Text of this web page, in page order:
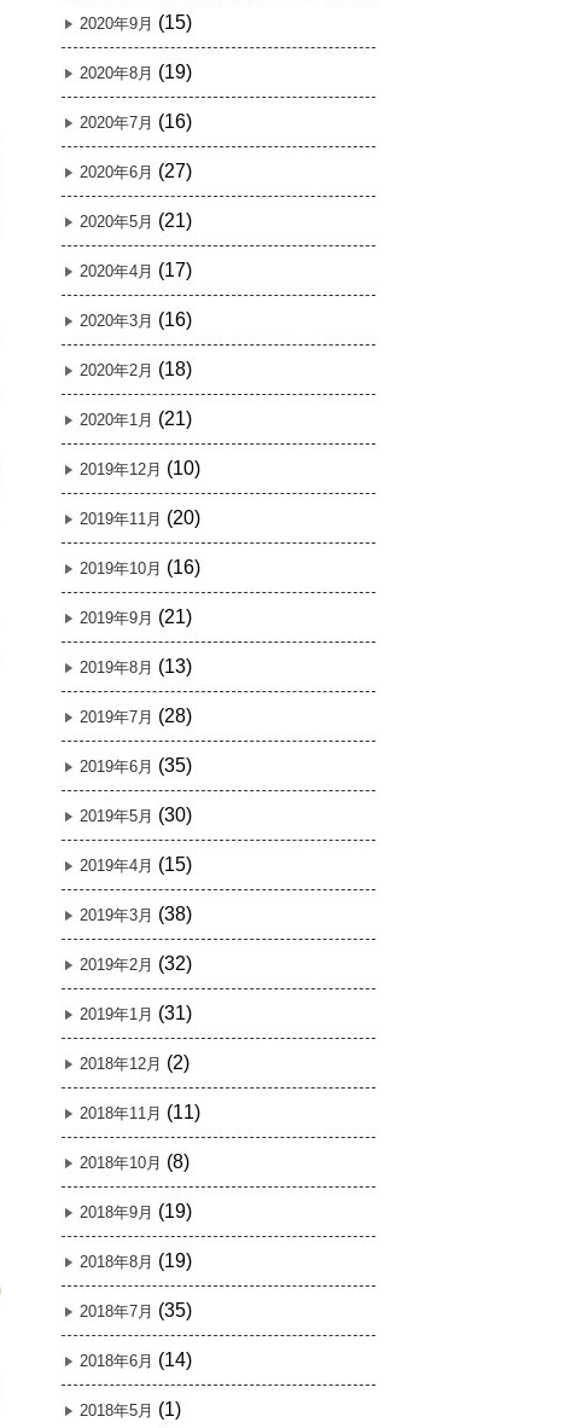
2020年9月 (15)
2020年8月 (19)
2020年7月 (16)
2020年6月 (27)
2020年5月 (21)
2020年4月 (17)
2020年3月 (16)
2020年2月 (18)
2020年1月 (21)
2019年12月 (10)
2019年11月 (20)
2019年10月 (16)
2019年9月 (21)
2019年8月 (13)
2019年7月 (28)
2019年6月 (35)
2019年5月 (30)
2019年4月 (15)
2019年3月 (38)
2019年2月 (32)
2019年1月 (31)
2018年12月 (2)
2018年11月 (11)
2018年10月 (8)
2018年9月 (19)
2018年8月 (19)
2018年7月 (35)
2018年6月 (14)
2018年5月 (1)